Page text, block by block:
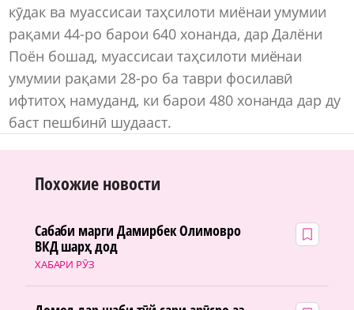
кӯдак ва муассисаи таҳсилоти миёнаи умумии
рақами 44-ро барои 640 хонанда, дар Далёни
Поён бошад, муассисаи таҳсилоти миёнаи
умумии рақами 28-ро ба таври фосилавӣ
ифтитоҳ намуданд, ки барои 480 хонанда дар ду
баст пешбинӣ шудааст.
Похожие новости
ХАБАРИ РӮЗ
Сабаби марги Дамирбек Олимовро
ВКД шарҳ дод